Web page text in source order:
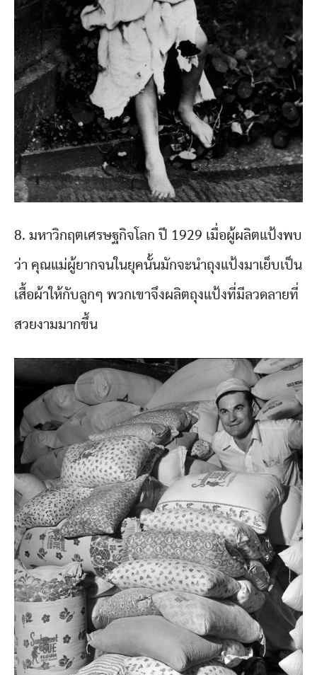
8. มหาวิกฤตเศรษฐกิจโลก ปี 1929 เมื่อผู้ผลิตแป้งพบ
ว่า คุณแม่ผู้ยากจนในยุคนั้นมักจะนำถุงแป้งมาเย็บเป็น
เสื้อผ้าให้กับลูกๆ พวกเขาจึงผลิตถุงแป้งที่มีลวดลายที่
สวยงามมากขึ้น